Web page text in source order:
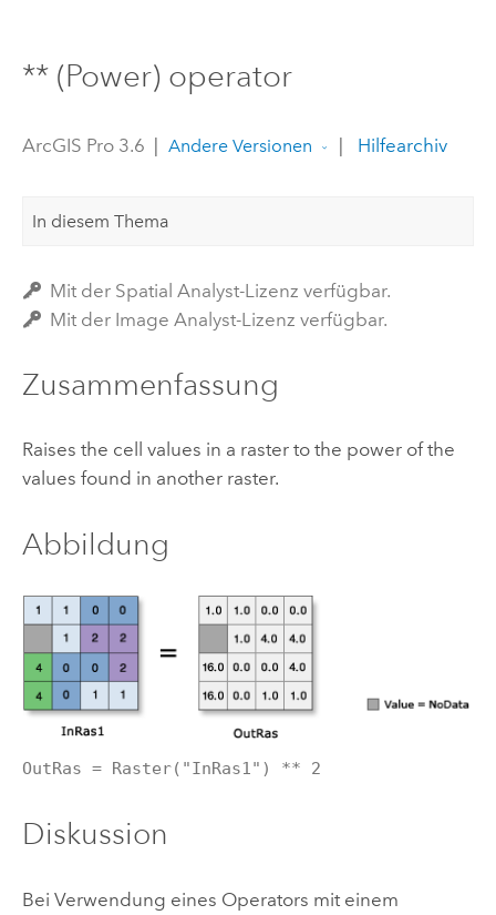
** (Power) operator
ArcGIS Pro 3.6 Andere Versionen Hilfearchiv
In diesem Thema
Mit der Spatial Analyst-Lizenz verfügbar.
Mit der Image Analyst-Lizenz verfügbar.
Zusammenfassung
Raises the cell values in a raster to the power of the
values found in another raster.
Abbildung
OutRas = Raster("InRas1") ** 2
Diskussion
Bei Verwendung eines Operators mit einem